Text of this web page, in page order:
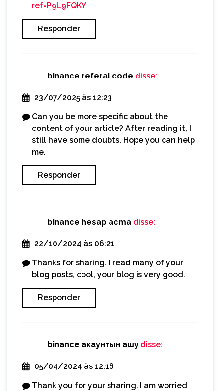
ref=P9L9FQKY
Responder
binance referal code disse:
23/07/2025 às 12:23
Can you be more specific about the
content of your article? After reading it, I
still have some doubts. Hope you can help
me.
Responder
binance hesap acma disse:
22/10/2024 às 06:21
Thanks for sharing. I read many of your
blog posts, cool, your blog is very good.
Responder
binance акаунтын ашу disse:
05/04/2024 às 12:16
Thank you for your sharing. I am worried